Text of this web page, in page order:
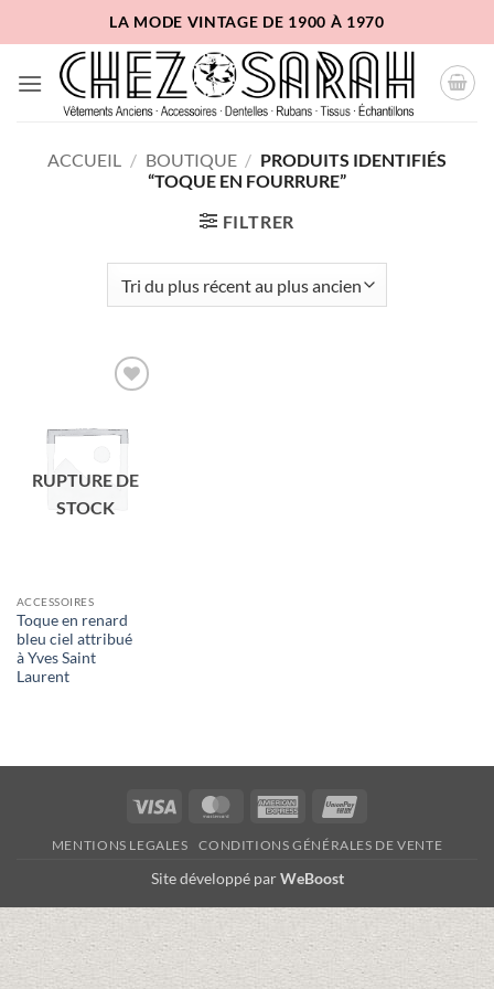
au
contenu
LA MODE VINTAGE DE 1900 À 1970
ACCUEIL / BOUTIQUE / PRODUITS IDENTIFIÉS
“TOQUE EN FOURRURE”
FILTRER
d'envies
RUPTURE DE
STOCK
ACCESSOIRES
Toque en renard
bleu ciel attribué
à Yves Saint
Laurent
Visa MasterCardAmerican
MENTIONS LEGALES CONDITIONS GÉNÉRALES DE VENTE
Site développé parWeBoost